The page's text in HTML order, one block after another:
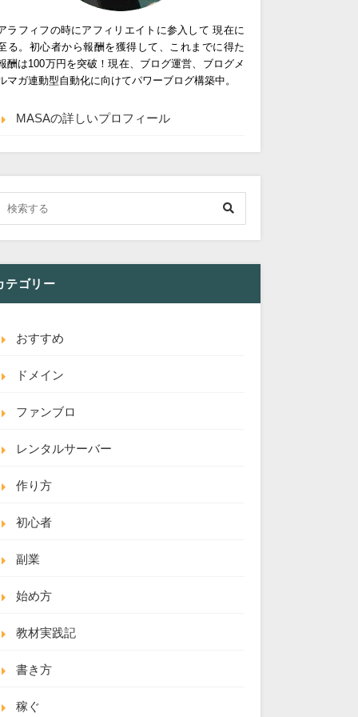
ラフィフの時にアフィリエイトに参入して 現在に
る。初心者から報酬を獲得して、これまでに得た
酬は100万円を突破！現在、ブログ運営、ブログメ
マガ連動型自動化に向けてパワーブログ構築中。
MASAの詳しいプロフィール
テゴリー
おすすめ
ドメイン
ファンブロ
レンタルサーバー
作り方
初心者
副業
始め方
教材実践記
書き方
稼ぐ